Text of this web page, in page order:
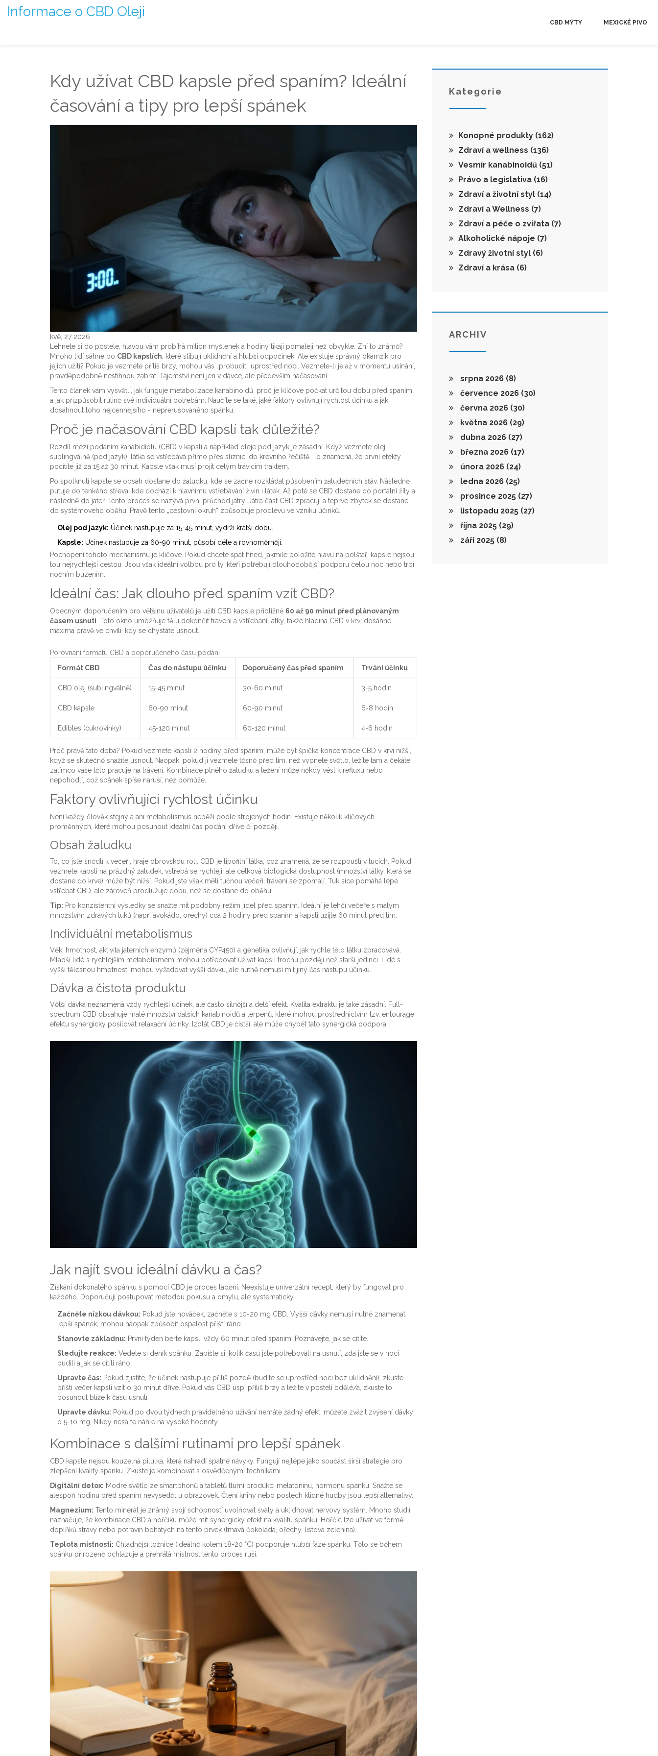
Informace o CBD Oleji
CBD MÝTY MEXICKÉ PIVO
Kdy užívat CBD kapsle před spaním? Ideální
časování a tipy pro lepší spánek
kvě, 27 2026
Lehnete si do postele, hlavou vám probíhá milion myšlenek a hodiny tikají pomaleji než obvykle. Zní to známě?
Mnoho lidí sáhne po CBD kapslích , které slibují uklidnění a hlubší odpočinek. Ale existuje správný okamžik pro
jejich užití? Pokud je vezmete příliš brzy, mohou vás „probudit“ uprostřed noci. Vezmete-li je až v momentu usínání,
pravděpodobně nestihnou zabrat. Tajemství není jen v dávce, ale především načasování.
Tento článek vám vysvětlí, jak funguje metabolizace kanabinoidů, proč je klíčové počkat určitou dobu před spaním
a jak přizpůsobit rutině své individuální potřebám. Naučíte se také, jaké faktory ovlivňují rychlost účinku a jak
dosáhnout toho nejcennějšího - nepřerušovaného spánku.
Proč je načasování CBD kapslí tak důležité?
Rozdíl mezi podáním kanabidiolu (CBD) v kapsli a například oleje pod jazyk je zásadní. Když vezmete olej
sublingválně (pod jazyk), látka se vstřebává přímo přes sliznici do krevního řečiště. To znamená, že první efekty
pocítíte již za 15 až 30 minut. Kapsle však musí projít celým trávicím traktem.
Po spolknutí kapsle se obsah dostane do žaludku, kde se začne rozkládat působením žaludečních šťáv. Následně
putuje do tenkého střeva, kde dochází k hlavnímu vstřebávání živin i látek. Až poté se CBD dostane do portální žíly a
následně do jater. Tento proces se nazývá první průchod játry . Játra část CBD zpracují a teprve zbytek se dostane
do systémového oběhu. Právě tento „cestovní okruh“ způsobuje prodlevu ve vzniku účinků.
Olej pod jazyk: Účinek nastupuje za 15-45 minut, vydrží kratší dobu.
Kapsle: Účinek nastupuje za 60-90 minut, působí déle a rovnoměrněji.
Pochopení tohoto mechanismu je klíčové. Pokud chcete spát hned, jakmile položíte hlavu na polštář, kapsle nejsou
tou nejrychlejší cestou. Jsou však ideální volbou pro ty, kteří potřebují dlouhodobější podporu celou noc nebo trpí
nočním buzením.
Ideální čas: Jak dlouho před spaním vzít CBD?
Obecným doporučením pro většinu uživatelů je užití CBD kapsle přibližně 60 až 90 minut před plánovaným
časem usnutí . Toto okno umožňuje tělu dokončit trávení a vstřebání látky, takže hladina CBD v krvi dosáhne
maxima právě ve chvíli, kdy se chystáte usnout.
Porovnání formátu CBD a doporučeného času podání
Formát CBD
Čas do nástupu účinku Doporučený čas před spaním Trvání účinku
CBD olej (sublingválně) 15-45 minut 30-60 minut 3-5 hodin
CBD kapsle 60-90 minut 60-90 minut 6-8 hodin
Edibles (cukrovinky) 45-120 minut 60-120 minut 4-6 hodin
Proč právě tato doba? Pokud vezmete kapsli 2 hodiny před spaním, může být špička koncentrace CBD v krvi nižší,
když se skutečně snažíte usnout. Naopak, pokud ji vezmete těsně před tím, než vypnete světlo, ležíte tam a čekáte,
zatímco vaše tělo pracuje na trávení. Kombinace plného žaludku a ležení může někdy vést k refluxu nebo
nepohodlí, což spánek spíše naruší, než pomůže.
Faktory ovlivňující rychlost účinku
Není každý člověk stejný a ani metabolismus neběží podle strojených hodin. Existuje několik klíčových
proměnných, které mohou posunout ideální čas podání dříve či později.
Obsah žaludku
To, co jste snědlí k večeři, hraje obrovskou roli. CBD je lipofilní látka, což znamená, že se rozpouští v tucích. Pokud
vezmete kapsli na prázdný žaludek, vstřebá se rychleji, ale celková biologická dostupnost (množství látky, která se
dostane do krve) může být nižší. Pokud jste však měli tučnou večeři, trávení se zpomalí. Tuk sice pomáhá lépe
vstřebat CBD, ale zároveň prodlužuje dobu, než se dostane do oběhu.
Tip: Pro konzistentní výsledky se snažte mít podobný režim jídel před spaním. Ideální je lehčí večeře s malým
množstvím zdravých tuků (např. avokádo, ořechy) cca 2 hodiny před spaním a kapsli užijte 60 minut před tím.
Individuální metabolismus
Věk, hmotnost, aktivita jaterních enzymů (zejména CYP450) a genetika ovlivňují, jak rychle tělo látku zpracovává.
Mladší lidé s rychlejším metabolismem mohou potřebovat užívat kapsli trochu později než starší jedinci. Lidé s
vyšší tělesnou hmotností mohou vyžadovat vyšší dávku, ale nutně nemusí mít jiný čas nástupu účinku.
Dávka a čistota produktu
Větší dávka neznamená vždy rychlejší účinek, ale často silnější a delší efekt. Kvalita extraktu je také zásadní. Full-
spectrum CBD obsahuje malé množství dalších kanabinoidů a terpenů, které mohou prostřednictvím tzv. entourage
efektu synergicky posilovat relaxační účinky. Izolát CBD je čistší, ale může chybět tato synergická podpora.
Jak najít svou ideální dávku a čas?
Získání dokonalého spánku s pomocí CBD je proces ladění. Neexistuje univerzální recept, který by fungoval pro
každého. Doporučuji postupovat metodou pokusu a omylu, ale systematicky.
Začněte nízkou dávkou: Pokud jste nováček, začněte s 10-20 mg CBD. Vyšší dávky nemusí nutně znamenat
lepší spánek, mohou naopak způsobit ospalost příští ráno.
Stanovte základnu: První týden berte kapsli vždy 60 minut před spaním. Poznávejte, jak se cítíte.
Sledujte reakce: Vedete si deník spánku. Zapíšte si, kolik času jste potřebovali na usnutí, zda jste se v noci
budili a jak se cítili ráno.
Upravte čas: Pokud zjistíte, že účinek nastupuje příliš pozdě (budíte se uprostřed noci bez uklidnění), zkuste
příští večer kapsli vzít o 30 minut dříve. Pokud vás CBD uspí příliš brzy a ležíte v posteli bdělé/a, zkuste to
posunout blíže k času usnutí.
Upravte dávku: Pokud po dvou týdnech pravidelného užívání nemáte žádný efekt, můžete zvážit zvýšení dávky
o 5-10 mg. Nikdy nesalte náhle na vysoké hodnoty.
Kombinace s dalšími rutinami pro lepší spánek
CBD kapsle nejsou kouzelná pilulka, která nahradí špatné návyky. Fungují nejlépe jako součást širší strategie pro
zlepšení kvality spánku. Zkuste je kombinovat s osvědčenými technikami.
Digitální detox: Modré světlo ze smartphonů a tabletů tlumí produkci melatoninu, hormonu spánku. Snažte se
alespoň hodinu před spaním nevysedět u obrazovek. Čtení knihy nebo poslech klidné hudby jsou lepší alternativy.
Magnezium: Tento minerál je známý svojí schopností uvolňovat svaly a uklidňovat nervový systém. Mnoho studií
naznačuje, že kombinace CBD a hořčíku může mít synergický efekt na kvalitu spánku. Hořčíc lze užívat ve formě
doplňků stravy nebo potravin bohatých na tento prvek (tmavá čokoláda, ořechy, listová zelenina).
Teplota místnosti: Chladnější ložnice (ideálně kolem 18-20 °C) podporuje hlubší fáze spánku. Tělo se během
spánku přirozeně ochlazuje a přehřátá místnost tento proces ruší.
Kategorie
Konopné produkty (162)
Zdraví a wellness (136)
Vesmír kanabinoidů (51)
Právo a legislativa (16)
Zdraví a životní styl (14)
Zdraví a Wellness (7)
Zdraví a péče o zvířata (7)
Alkoholické nápoje (7)
Zdravý životní styl (6)
Zdraví a krása (6)
ARCHIV
srpna 2026 (8)
července 2026 (30)
června 2026 (30)
května 2026 (29)
dubna 2026 (27)
března 2026 (17)
února 2026 (24)
ledna 2026 (25)
prosince 2025 (27)
listopadu 2025 (27)
října 2025 (29)
září 2025 (8)